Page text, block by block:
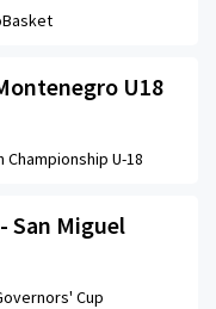
U18
Championship U-18
San Miguel
Cup